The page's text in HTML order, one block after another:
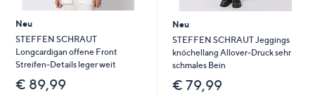
Neu
STEFFEN SCHRAUT
Longcardigan offene Front
Streifen-Details leger weit
€ 89,99
Neu
STEFFEN SCHRAUT Jeggings
knöchellang Allover-Druck sehr
schmales Bein
€ 79,99